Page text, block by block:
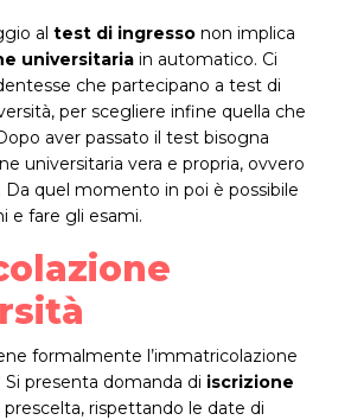
al test di ingresso non implica
universitaria in automatico. Ci
che partecipano a test di
per scegliere infine quella che
aver passato il test bisogna
universitaria vera e propria, ovvero
Da quel momento in poi è possibile
e fare gli esami.
formalmente l’immatricolazione
Si presenta domanda di iscrizione
prescelta, rispettando le date di